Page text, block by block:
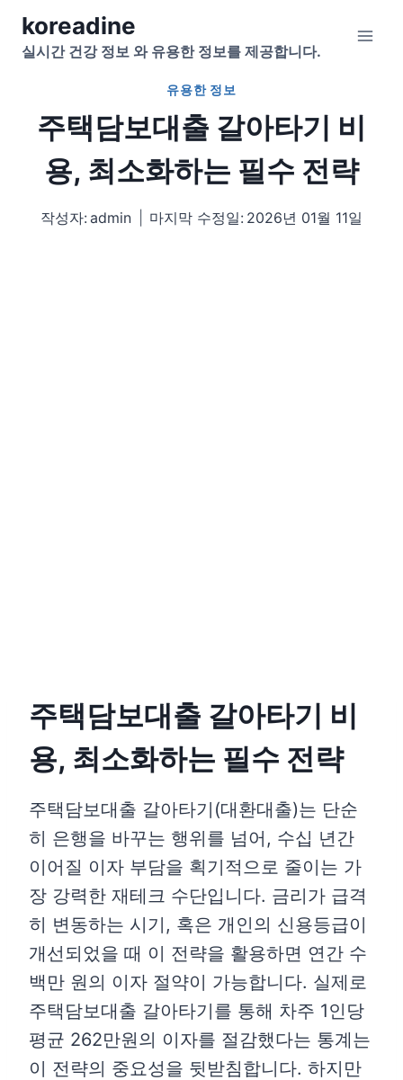
Skipkoreadine
실시간 건강 정보 와 유용한 정보를 제공합니다.
유용한 정보
주택담보대출 갈아타기 비
용, 최소화하는 필수 전략
작성자: admin 마지막 수정일: 2026년 01월 11일
주택담보대출 갈아타기 비
용, 최소화하는 필수 전략
주택담보대출 갈아타기(대환대출)는 단순
히 은행을 바꾸는 행위를 넘어, 수십 년간
이어질 이자 부담을 획기적으로 줄이는 가
장 강력한 재테크 수단입니다. 금리가 급격
히 변동하는 시기, 혹은 개인의 신용등급이
개선되었을 때 이 전략을 활용하면 연간 수
백만 원의 이자 절약이 가능합니다. 실제로
주택담보대출 갈아타기를 통해 차주 1인당
평균 262만원의 이자를 절감했다는 통계는
이 전략의 중요성을 뒷받침합니다. 하지만